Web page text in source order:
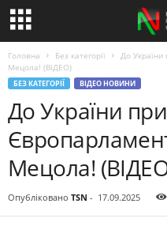
Головна Без категорії
До України
Мецола! (ВІДЕО)
БЕЗ КАТЕГОРІЇ ВІДЕО НОВИНИ
До України
Мецола!
Опубліковано TSN - 17.09.2025